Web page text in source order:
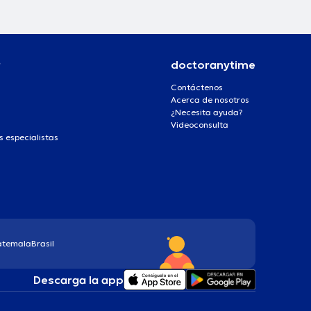
especialistas
doctoranytime
Contáctenos
Acerca de nosotros
¿Necesita ayuda?
Videoconsulta
Brasil
Descarga la app